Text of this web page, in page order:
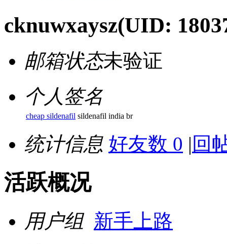
cknuwxaysz(UID:
邮箱状态未验证
个人签名
cheap sildenafil sildenafil india br
统计信息 好友数 0 | 回
活跃概况
用户组 新手上路